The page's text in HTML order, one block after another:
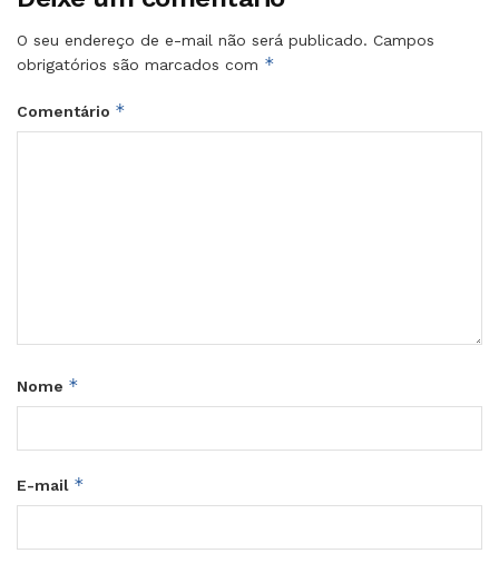
O seu endereço de e-mail não será publicado. Campos
obrigatórios são marcados com *
Comentário *
Nome *
E-mail *